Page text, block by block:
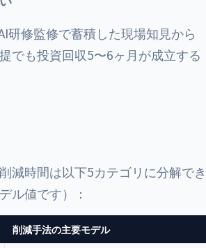
研修監修で蓄積した現場知見から
でも投資回収5〜6ヶ月が成立する
減時間は以下5カテゴリに分解でき
ル値です）：
削減手法の主要モデル